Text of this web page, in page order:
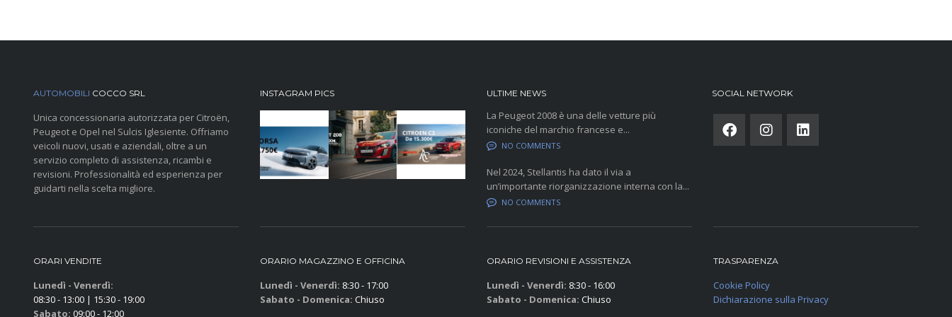
AUTOMOBILI COCCO SRL
Unica concessionaria autorizzata per Citroën,
Peugeot e Opel nel Sulcis Iglesiente. Offriamo
veicoli nuovi, usati e aziendali, oltre a un
servizio completo di assistenza, ricambi e
revisioni. Professionalità ed esperienza per
guidarti nella scelta migliore.
INSTAGRAM PICS ULTIME NEWS
La Peugeot 2008 è una delle vetture più
iconiche del marchio francese e...
NO COMMENTS
Nel 2024, Stellantis ha dato il via a
un’importante riorganizzazione interna con la...
NO COMMENTS
SOCIAL NETWORK
ORARI VENDITE
Lunedì - Venerdì:
08:30 - 13:00 | 15:30 - 19:00
Sabato: 09:00 - 12:00
ORARIO MAGAZZINO E OFFICINA
Lunedì - Venerdì: 8:30 - 17:00
Sabato - Domenica: Chiuso
ORARIO REVISIONI E ASSISTENZA
Lunedì - Venerdì: 8:30 - 16:00
Sabato - Domenica: Chiuso
TRASPARENZA
Cookie Policy
Dichiarazione sulla Privacy